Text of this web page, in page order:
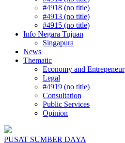
#4918 (no title)
#4913 (no title)
#4915 (no title)
Info Negara Tujuan
Singapura
News
Thematic
Economy and Entrepeneur
Legal
#4919 (no title)
Consultation
Public Services
Opinion
PUSAT SUMBER DAYA